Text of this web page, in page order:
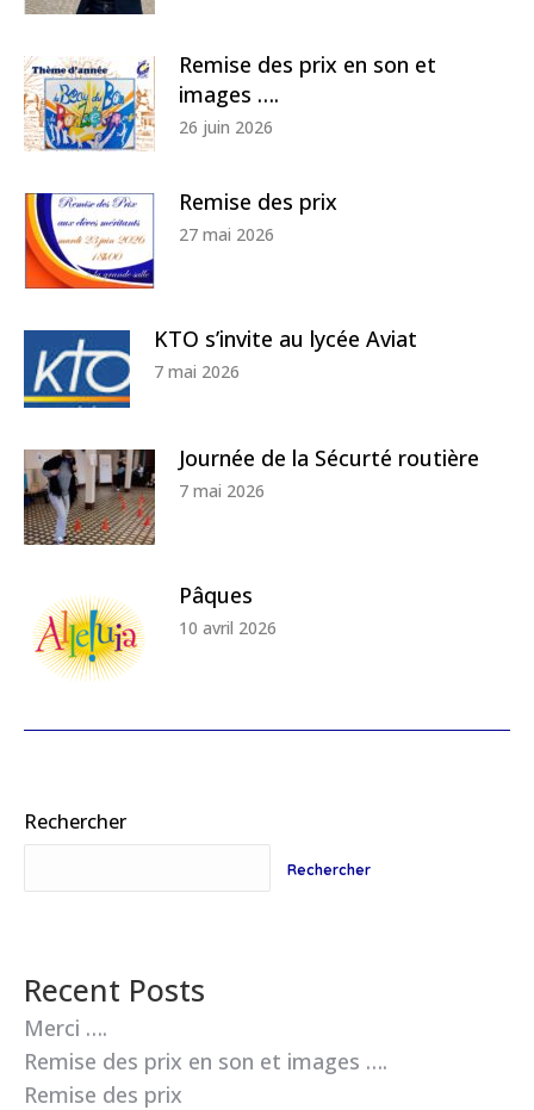
Remise des prix en son et
images ….
26 juin 2026
Remise des prix
27 mai 2026
KTO s’invite au lycée Aviat
7 mai 2026
Journée de la Sécurté routière
7 mai 2026
Pâques
10 avril 2026
Rechercher
Rechercher
Recent Posts
Merci ….
Remise des prix en son et images ….
Remise des prix